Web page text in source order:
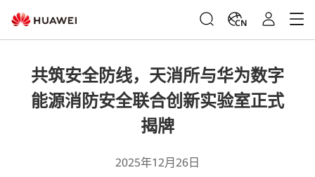
CN
共筑安全防线，天消所与华为数字
能源消防安全联合创新实验室正式
揭牌
2025年12月26日